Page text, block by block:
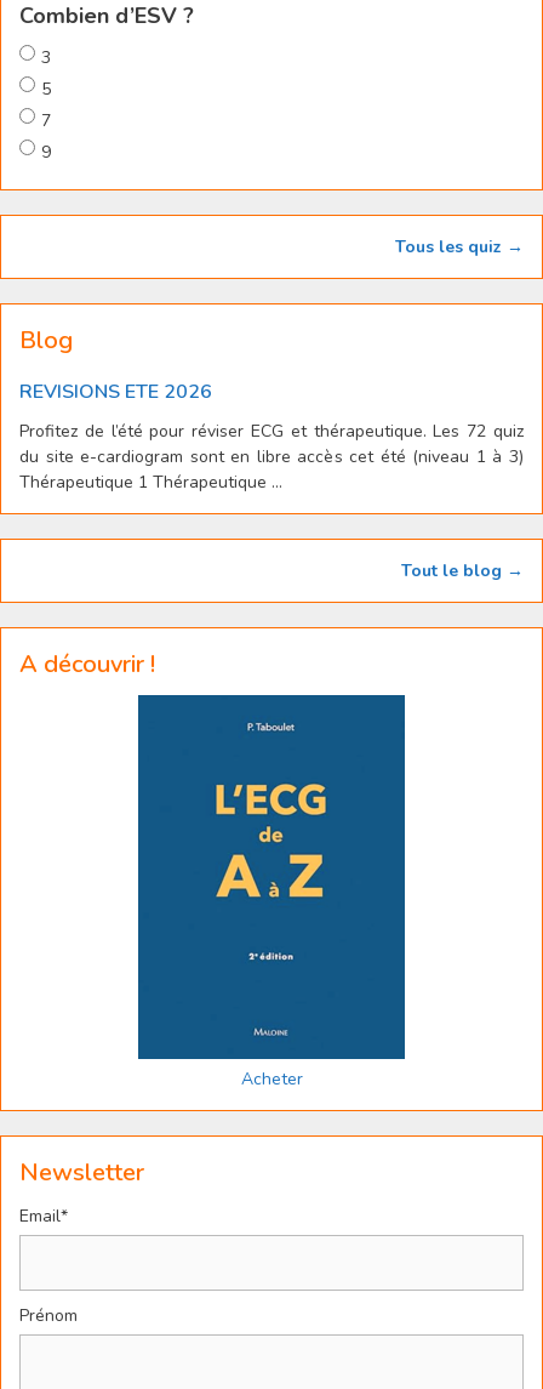
Combien d’ESV ?
3
5
7
9
Tous les quiz →
Blog
REVISIONS ETE 2026
Profitez de l’été pour réviser ECG et thérapeutique. Les 72 quiz
du site e-cardiogram sont en libre accès cet été (niveau 1 à 3)
Thérapeutique 1 Thérapeutique ...
Tout le blog →
A découvrir !
Acheter
Newsletter
Email*
Prénom